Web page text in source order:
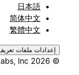
日本語
简体中文
繁體中文
إعدادات ملفات تعريف